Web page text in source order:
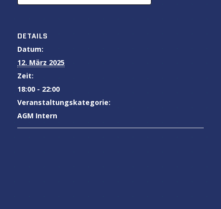
DETAILS
Datum:
12. März 2025
Zeit:
18:00 - 22:00
Veranstaltungskategorie:
AGM Intern